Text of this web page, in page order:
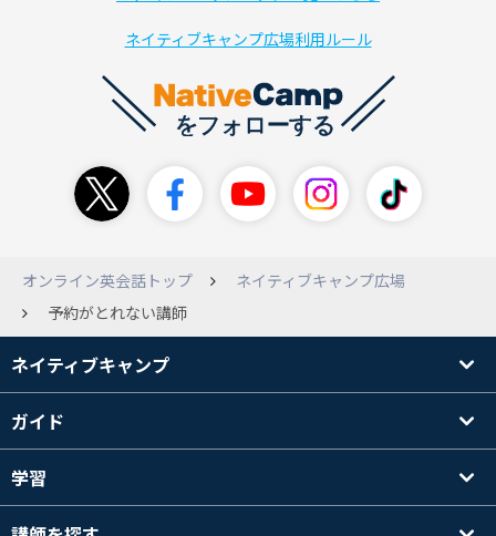
ネイティブキャンプ広場利用ルール
オンライン英会話トップ
ネイティブキャンプ広場
予約がとれない講師
ネイティブキャンプ
ガイド
学習